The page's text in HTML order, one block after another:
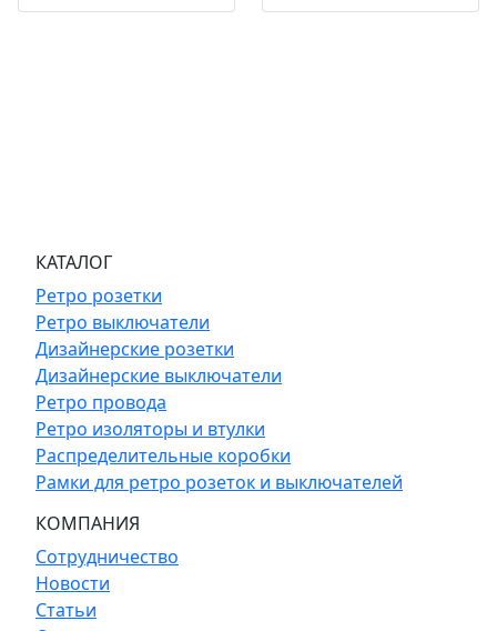
КАТАЛОГ
Ретро розетки
Ретро выключатели
Дизайнерские розетки
Дизайнерские выключатели
Ретро провода
Ретро изоляторы и втулки
Распределительные коробки
Рамки для ретро розеток и выключателей
КОМПАНИЯ
Сотрудничество
Новости
Статьи